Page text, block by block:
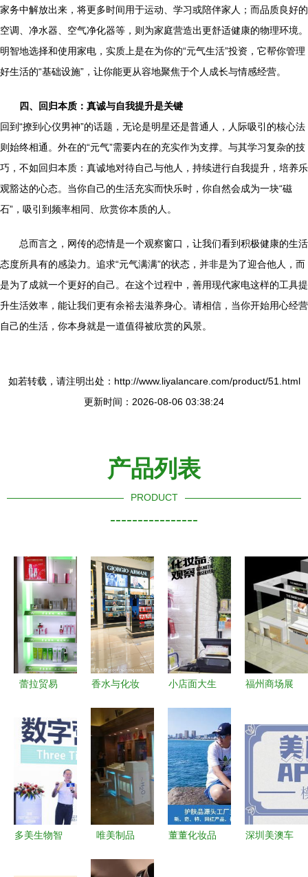
家务中解放出来，将更多时间用于运动、学习或陪伴家人；而品质良好的
空调、净水器、空气净化器等，则为家庭营造出更舒适健康的物理环境。
明智地选择和使用家电，实质上是在为你的“元气生活”投资，它帮你管理
好生活的“基础设施”，让你能更从容地聚焦于个人成长与情感经营。
四、回归本质：真诚与自我提升是关键
回到“撩到心仪男神”的话题，无论是明星还是普通人，人际吸引的核心法
则始终相通。外在的“元气”需要内在的充实作为支撑。与其学习复杂的技
巧，不如回归本质：真诚地对待自己与他人，持续进行自我提升，培养乐
观豁达的心态。当你自己的生活充实而快乐时，你自然会成为一块“磁
石”，吸引到频率相同、欣赏你本质的人。
总而言之，网传的恋情是一个观察窗口，让我们看到积极健康的生活
态度所具有的感染力。追求“元气满满”的状态，并非是为了迎合他人，而
是为了成就一个更好的自己。在这个过程中，善用现代家电这样的工具提
升生活效率，能让我们更有余裕去滋养身心。请相信，当你开始用心经营
自己的生活，你本身就是一道值得被欣赏的风景。
如若转载，请注明出处：http://www.liyalancare.com/product/51.html
更新时间：2026-08-06 03:38:24
产品列表
PRODUCT
----------------
蕾拉贸易
品牌化妆品
加盟首选伙
伴
香水与化妆
风尚的零售
艺术与市场
洞察
小店面大生
2万元的经
营秘诀
福州商场展
计制作 聚
焦家用电器
销售的专业
案
多美生物智
唯美制品
董董化妆品
深圳美澳车